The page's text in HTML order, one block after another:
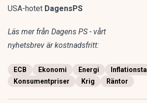
USA-hotet DagensPS
Läs mer från Dagens PS - vårt
nyhetsbrev är kostnadsfritt:
ECB Ekonomi Energi
Konsumentpriser
Krig Räntor